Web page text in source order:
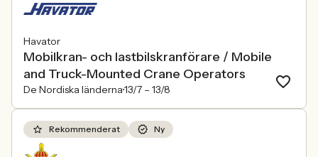
Havator
Mobilkran- och lastbilskranförare / Mobile
and Truck-Mounted Crane Operators
De Nordiska länderna13/7 – 13/8
Rekommenderat Ny